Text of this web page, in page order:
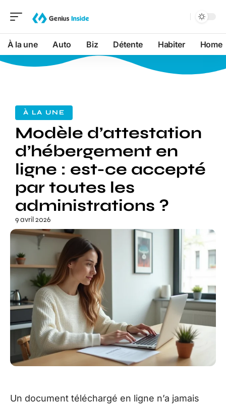
À la une Auto Biz Détente Habiter Home
À LA UNE
Modèle d’attestation
d’hébergement en
ligne : est-ce accepté
par toutes les
administrations ?
9 avril 2026
Un document téléchargé en ligne n’a jamais